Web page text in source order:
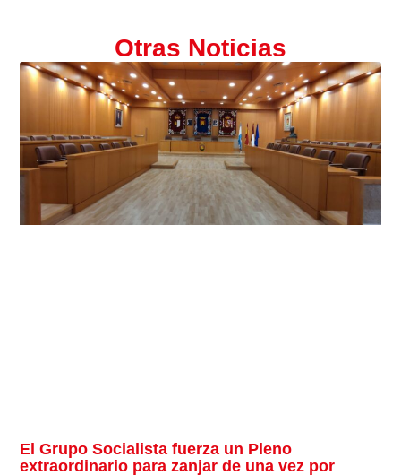
Otras Noticias
El Grupo Socialista fuerza un Pleno
extraordinario para zanjar de una vez por